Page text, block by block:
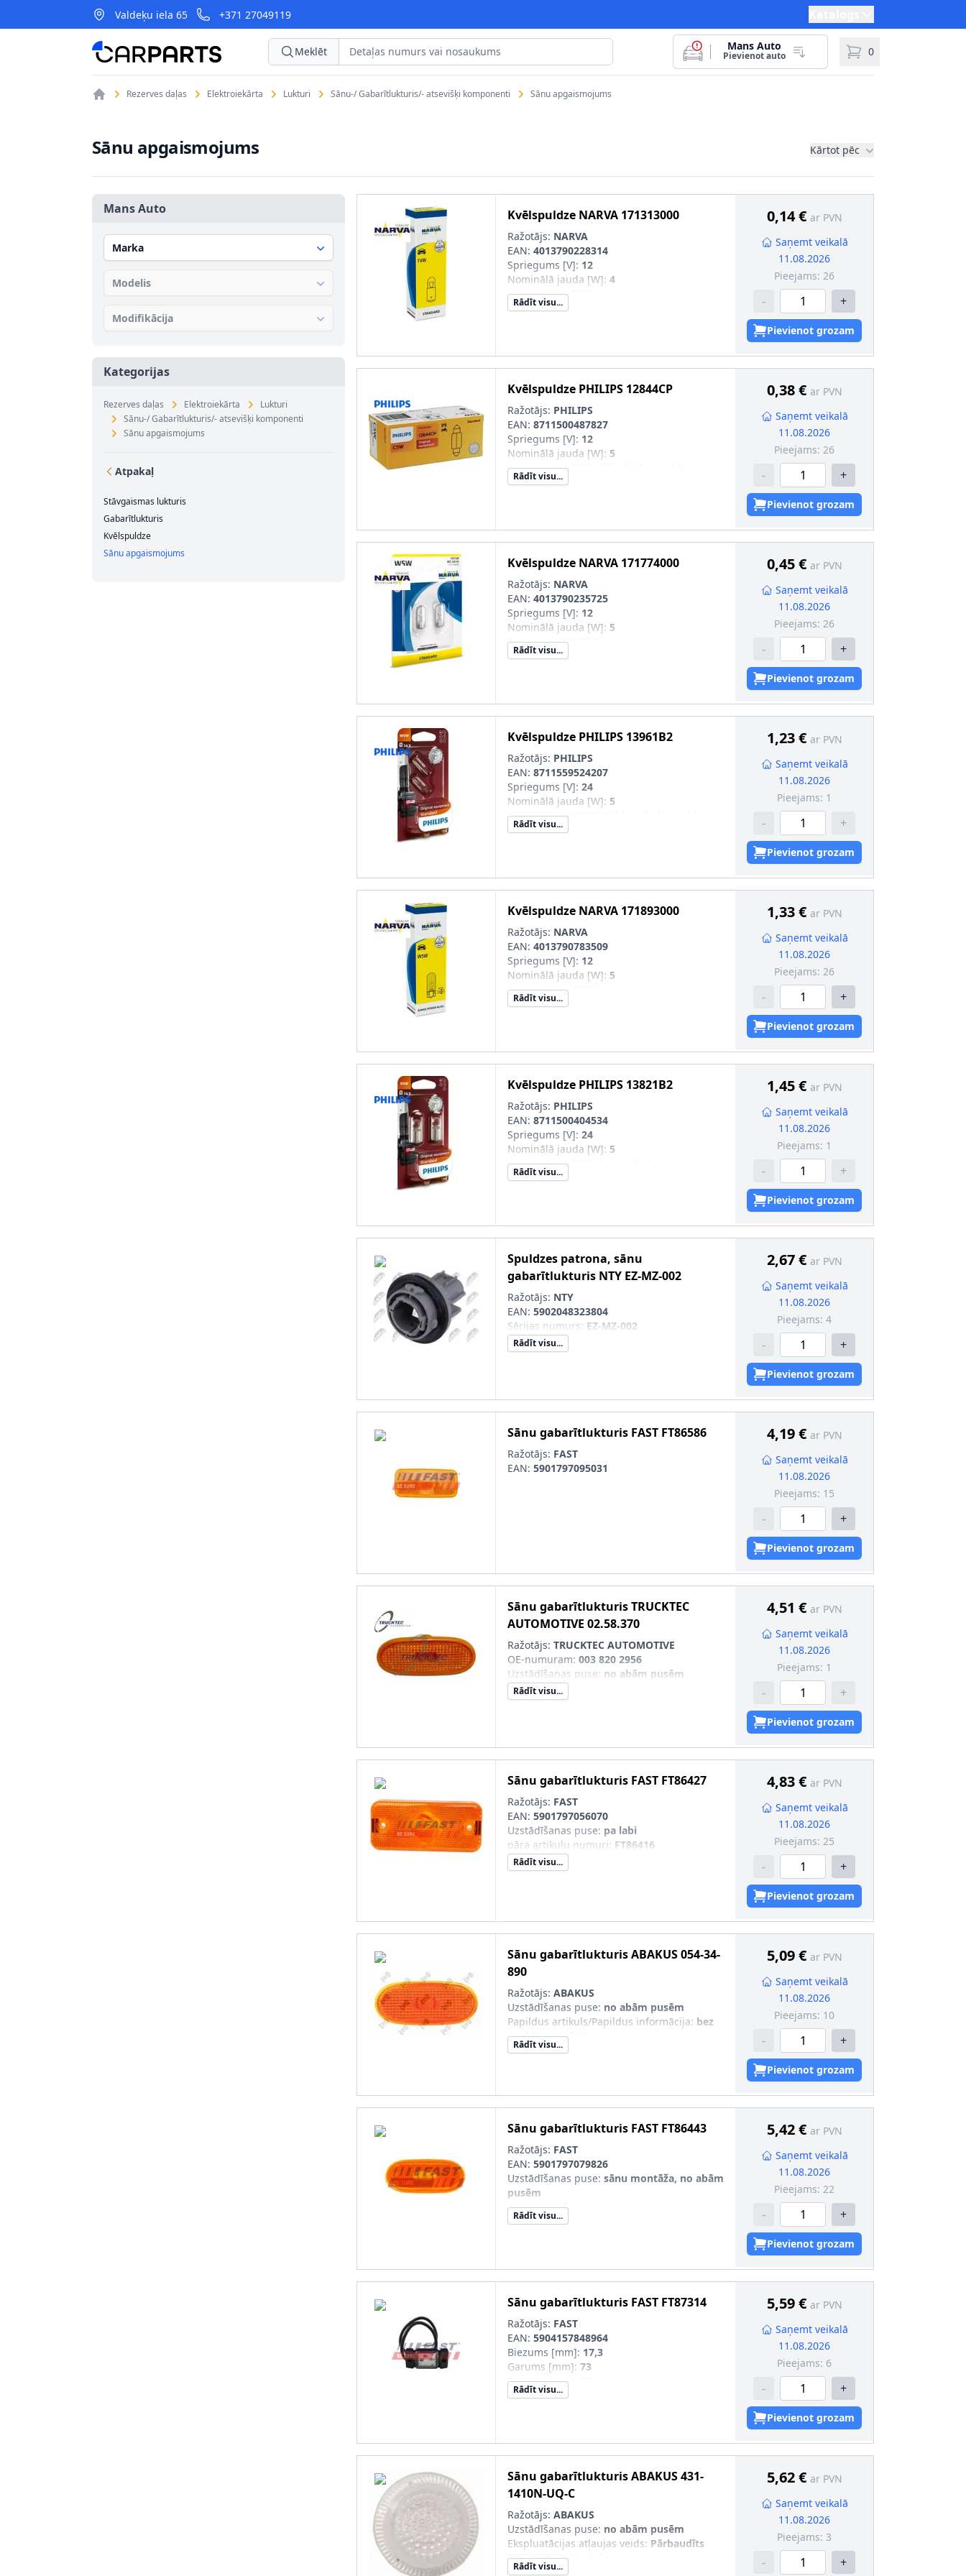
Valdeķu iela 65 +371 27049119
CarParts Meklēt Mans Auto
Pievienot auto 0
Rezerves daļas Elektroiekārta Lukturi Sānu-/ Gabarītlukturis/- atsevišķi komponenti Sānu apgaismojums
Sānu apgaismojums Kārtot pēc
Mans Auto
Marka
Modelis
Modifikācija
Kategorijas
Rezerves daļas Elektroiekārta
Lukturi
Sānu-/ Gabarītlukturis/- atsevišķi komponenti
Sānu apgaismojums
Atpakaļ
Stāvgaismas lukturis
Gabarītlukturis
Kvēlspuldze
Sānu apgaismojums
Kvēlspuldze NARVA 171313000
Ražotājs: NARVA
EAN: 4013790228314
Spriegums [V]: 12
Nominālā jauda [W]: 4
Lampas tips:
Kvēlspuldzes cokola konstrukcija
Rādīt visu...
0,14 € ar PVN
Saņemt veikalā
11.08.2026
Pieejams: 26
- +
Pievienot grozam
Kvēlspuldze PHILIPS 12844CP
Ražotājs: PHILIPS
EAN: 8711500487827
Spriegums [V]: 12
Nominālā jauda [W]: 5
Lampas tips:
Kvēlspuldzes cokola konstrukcija
Rādīt visu...
0,38 € ar PVN
Saņemt veikalā
11.08.2026
Pieejams: 26
- +
Pievienot grozam
Kvēlspuldze NARVA 171774000
Ražotājs: NARVA
EAN: 4013790235725
Spriegums [V]: 12
Nominālā jauda [W]: 5
Lampas tips:
Konteinera tips
Rādīt visu...
0,45 € ar PVN
Saņemt veikalā
11.08.2026
Pieejams: 26
- +
Pievienot grozam
Kvēlspuldze PHILIPS 13961B2
Ražotājs: PHILIPS
EAN: 8711559524207
Spriegums [V]: 24
Nominālā jauda [W]: 5
Lampas tips:
Konteinera tips
Rādīt visu...
1,23 € ar PVN
Saņemt veikalā
11.08.2026
Pieejams: 1
- +
Pievienot grozam
Kvēlspuldze NARVA 171893000
Ražotājs: NARVA
EAN: 4013790783509
Spriegums [V]: 12
Nominālā jauda [W]: 5
Lampas tips:
Kvēlspuldzes cokola konstrukcija
Rādīt visu...
1,33 € ar PVN
Saņemt veikalā
11.08.2026
Pieejams: 26
- +
Pievienot grozam
Kvēlspuldze PHILIPS 13821B2
Ražotājs: PHILIPS
EAN: 8711500404534
Spriegums [V]: 24
Nominālā jauda [W]: 5
Lampas tips:
Konteinera tips
Rādīt visu...
1,45 € ar PVN
Saņemt veikalā
11.08.2026
Pieejams: 1
- +
Pievienot grozam
Spuldzes patrona, sānu
gabarītlukturis NTY EZ-MZ-002
Ražotājs: NTY
EAN: 5902048323804
Sērijas numurs: EZ-MZ-002
Rādīt visu...
2,67 € ar PVN
Saņemt veikalā
11.08.2026
Pieejams: 4
- +
Pievienot grozam
Sānu gabarītlukturis FAST FT86586
Ražotājs: FAST
EAN: 5901797095031
4,19 € ar PVN
Saņemt veikalā
11.08.2026
Pieejams: 15
- +
Pievienot grozam
Sānu gabarītlukturisTRUCKTEC
AUTOMOTIVE 02.58.370
Ražotājs: TRUCKTEC AUTOMOTIVE
OE-numuram: 003 820 2956
Uzstādīšanas puse: no abām pusēm
Rādīt visu...
4,51 € ar PVN
Saņemt veikalā
11.08.2026
Pieejams: 1
- +
Pievienot grozam
Sānu gabarītlukturis FAST FT86427
Ražotājs: FAST
EAN: 5901797056070
Uzstādīšanas puse: pa labi
pāra artikulu numuri: FT86416
Rādīt visu...
4,83 € ar PVN
Saņemt veikalā
11.08.2026
Pieejams: 25
- +
Pievienot grozam
Sānu gabarītlukturisABAKUS054-34-
890
Ražotājs: ABAKUS
Uzstādīšanas puse: no abām pusēm
Papildus artikuls/Papildus informācija: bez
spuldzes turētāja
Luktura stikla krāsa
Rādīt visu...
5,09 € ar PVN
Saņemt veikalā
11.08.2026
Pieejams: 10
- +
Pievienot grozam
Sānu gabarītlukturis FAST FT86443
Ražotājs: FAST
EAN: 5901797079826
Uzstādīšanas puse: sānu montāža, no abām
pusēm
Krāsa:oranžs
Lampas tips:
Rādīt visu...
5,42 € ar PVN
Saņemt veikalā
11.08.2026
Pieejams: 22
- +
Pievienot grozam
Sānu gabarītlukturis FAST FT87314
Ražotājs: FAST
EAN: 5904157848964
Biezums [mm]: 17,3
Garums [mm]: 73
Platums [mm]
Krāsa:balts
Gaismas diožu skaits:3
Rādīt visu...
5,59 € ar PVN
Saņemt veikalā
11.08.2026
Pieejams: 6
- +
Pievienot grozam
Sānu gabarītlukturisABAKUS431-
1410N-UQ-C
Ražotājs: ABAKUS
Uzstādīšanas puse: no abām pusēm
Ekspluatācijas atļaujas veids: Pārbaudīts
ECE, SAE apstiprināts
Papildus artikuls/Papildus informācija
Rādīt visu...
5,62 € ar PVN
Saņemt veikalā
11.08.2026
Pieejams: 3
- +